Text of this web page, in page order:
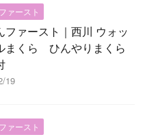
ァースト
ファースト｜西川 ウォッ
まくら ひんやりまくら
19
ァースト